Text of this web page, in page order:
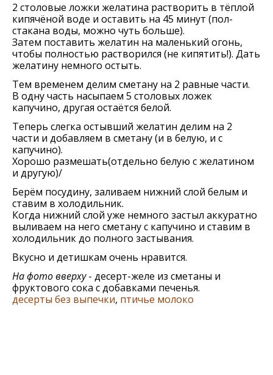
2 столовые ложки желатина растворить в тёплой
кипячёной воде и оставить на 45 минут (пол-
стакана воды, можно чуть больше).
Затем поставить желатин на маленький огонь,
чтобы полностью растворился (не кипятить!). Дать
желатину немного остыть.
Тем временем делим сметану на 2 равные части.
В одну часть насыпаем 5 столовых ложек
капучино, другая остаётся белой.
Теперь слегка остывший желатин делим на 2
части и добавляем в сметану (и в белую, и с
капучино).
Хорошо размешать(отдельно белую с желатином
и другую)/
Берём посудину, заливаем нижний слой белым и
ставим в холодильник.
Когда нижний слой уже немного застыл аккуратно
выливаем на него сметану с капучино и ставим в
холодильник до полного застывания.
Вкусно и детишкам очень нравится.
На фото вверху- десерт-желе из сметаны и
фруктового сока с добавками печенья.
десерты без выпечки, птичье молоко